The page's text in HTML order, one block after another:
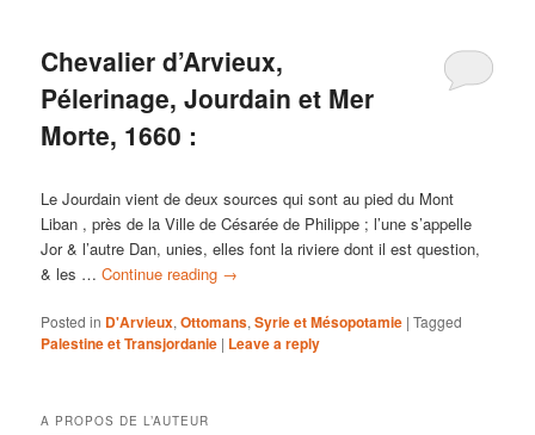
Chevalier d’Arvieux,
Pélerinage, Jourdain et Mer
Morte, 1660 :
Le Jourdain vient de deux sources qui sont au pied du Mont
Liban , près de la Ville de Césarée de Philippe ; l’une s’appelle
Jor & l’autre Dan, unies, elles font la riviere dont il est question,
& les …Continue reading →
Posted in D'Arvieux,Ottomans,Syrie et Mésopotamie |Tagged
Palestine et Transjordanie | Leave a reply
A PROPOS DE L’AUTEUR